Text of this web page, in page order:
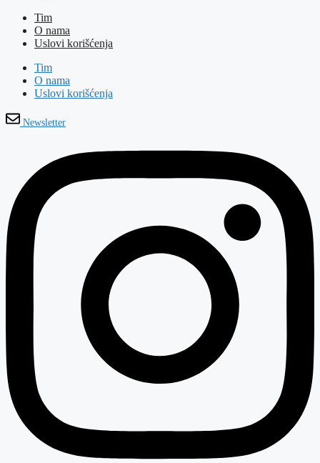
Tim
O nama
Uslovi korišćenja
Tim
O nama
Uslovi korišćenja
Newsletter